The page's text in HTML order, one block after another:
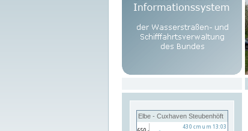
Elbe - Cuxhaven Steubenhöft